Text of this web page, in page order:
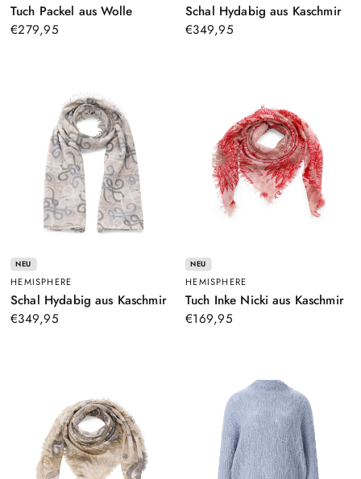
Tuch Packel aus Wolle–
€279,95
Schal Hydabig aus Kaschmir–
€349,95
NEU
HEMISPHERE
Schal Hydabig aus Kaschmir–
Creme
€349,95
NEU
HEMISPHERE
Tuch Inke Nicki aus Kaschmir–
€169,95